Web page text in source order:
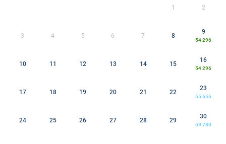
1 2
3 4 5 6 7 8
9
54 296
10 11 12 13 14 15
16
54 296
17 18 19 20 21 22
23
55 656
24 25 26 27 28 29
30
59 780